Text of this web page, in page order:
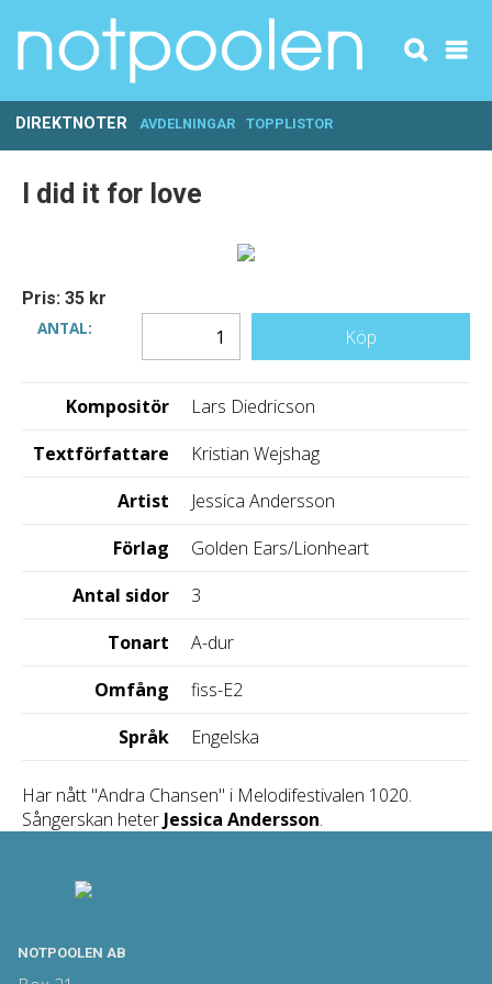
DIREKTNOTER AVDELNINGAR TOPPLISTOR
I did it for love
Pris: 35 kr
ANTAL:
Köp
Kompositör
Lars Diedricson
Textförfattare
Kristian Wejshag
Artist
Jessica Andersson
Förlag
Golden Ears/Lionheart
Antal sidor
3
Tonart
A-dur
Omfång
fiss-E2
Språk
Engelska
Har nått "Andra Chansen" i Melodifestivalen 1020.
Sångerskan heter Jessica Andersson.
NOTPOOLEN AB